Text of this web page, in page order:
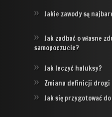
Jakie zawody są
Jak zadbać o własne
samopoczucie?
Jak leczyć haluksy?
Zmiana definicji drogi
Jak się przygotować do